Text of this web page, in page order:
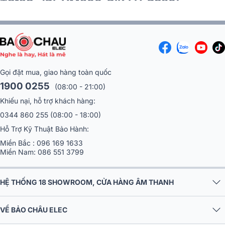
JBL VX9...)
Gọi đặt mua, giao hàng toàn quốc
1900 0255
(08:00 - 21:00)
Khiếu nại, hỗ trợ khách hàng:
0344 860 255 (08:00 - 18:00)
Hỗ Trợ Kỹ Thuật Bảo Hành:
Miền Bắc : 096 169 1633
Miền Nam: 086 551 3799
HỆ THỐNG 18 SHOWROOM, CỬA HÀNG ÂM THANH
VỀ BẢO CHÂU ELEC